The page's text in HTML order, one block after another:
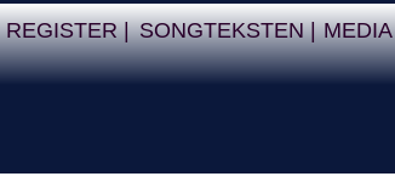
REGISTER | SONGTEKSTEN | MEDIA